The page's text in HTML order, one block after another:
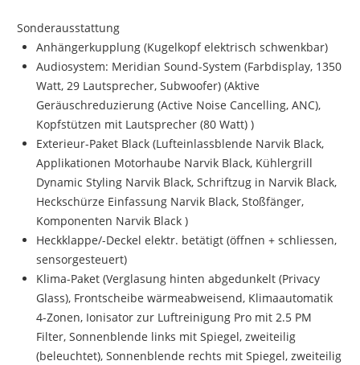
Sonderausstattung
Anhängerkupplung (Kugelkopf elektrisch schwenkbar)
Audiosystem: Meridian Sound-System (Farbdisplay, 1350
Watt, 29 Lautsprecher, Subwoofer) (Aktive
Geräuschreduzierung (Active Noise Cancelling, ANC),
Kopfstützen mit Lautsprecher (80 Watt) )
Exterieur-Paket Black (Lufteinlassblende Narvik Black,
Applikationen Motorhaube Narvik Black, Kühlergrill
Dynamic Styling Narvik Black, Schriftzug in Narvik Black,
Heckschürze Einfassung Narvik Black, Stoßfänger,
Komponenten Narvik Black )
Heckklappe/-Deckel elektr. betätigt (öffnen + schliessen,
sensorgesteuert)
Klima-Paket (Verglasung hinten abgedunkelt (Privacy
Glass), Frontscheibe wärmeabweisend, Klimaautomatik
4-Zonen, Ionisator zur Luftreinigung Pro mit 2.5 PM
Filter, Sonnenblende links mit Spiegel, zweiteilig
(beleuchtet), Sonnenblende rechts mit Spiegel, zweiteilig